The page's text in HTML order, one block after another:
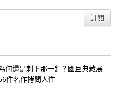
訂閱
何還是刺下那一針？國巨典藏展
件名作拷問人性